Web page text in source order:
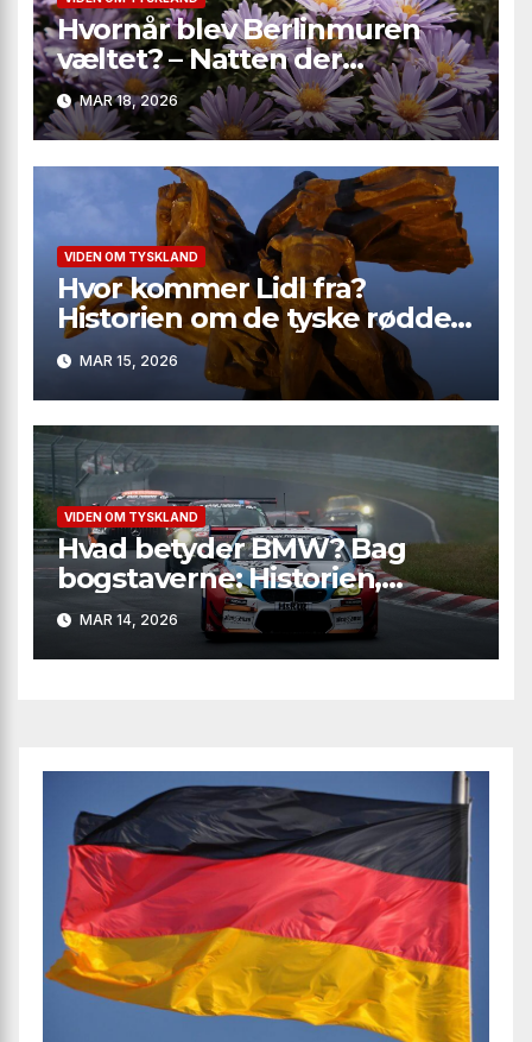
Hvornår blev Berlinmuren
væltet? – Natten der
ændrede verden
MAR 18, 2026
VIDEN OM TYSKLAND
Hvor kommer Lidl fra?
Historien om de tyske rødder
bag en global discount-
kæmpe
MAR 15, 2026
VIDEN OM TYSKLAND
Hvad betyder BMW? Bag
bogstaverne: Historien,
logoet og magien bag
mærket
MAR 14, 2026